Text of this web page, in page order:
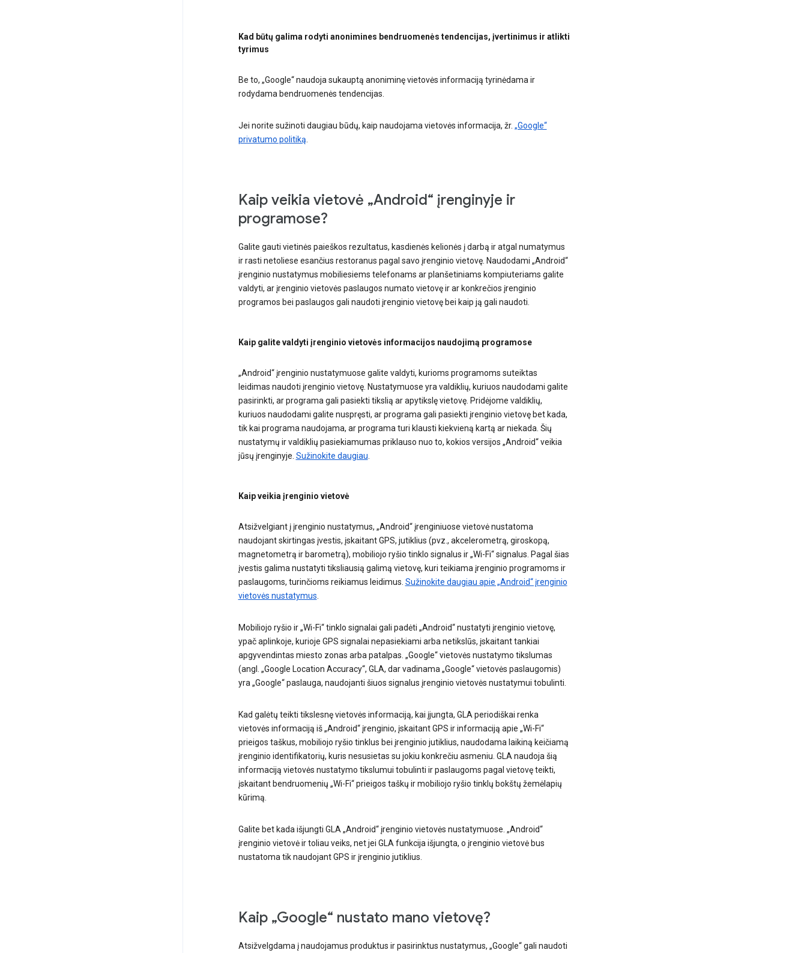
Kad būtų galima rodyti anonimines bendruomenės tendencijas, įvertinimus ir atlikti
tyrimus
Be to, „Google“ naudoja sukauptą anoniminę vietovės informaciją tyrinėdama ir
rodydama bendruomenės tendencijas.
Jei norite sužinoti daugiau būdų, kaip naudojama vietovės informacija, žr. „Google“
privatumo politiką
Kaip veikia vietovė „Android“ įrenginyje ir
programose?
Galite gauti vietinės paieškos rezultatus, kasdienės kelionės į darbą ir atgal numatymus
ir rasti netoliese esančius restoranus pagal savo įrenginio vietovę. Naudodami „Android“
įrenginio nustatymus mobiliesiems telefonams ar planšetiniams kompiuteriams galite
valdyti, ar įrenginio vietovės paslaugos numato vietovę ir ar konkrečios įrenginio
programos bei paslaugos gali naudoti įrenginio vietovę bei kaip ją gali naudoti.
Kaip galite valdyti įrenginio vietovės informacijos naudojimą programose
„Android“ įrenginio nustatymuose galite valdyti, kurioms programoms suteiktas
leidimas naudoti įrenginio vietovę. Nustatymuose yra valdiklių, kuriuos naudodami galite
pasirinkti, ar programa gali pasiekti tikslią ar apytikslę vietovę. Pridėjome valdiklių,
kuriuos naudodami galite nuspręsti, ar programa gali pasiekti įrenginio vietovę bet kada,
tik kai programa naudojama, ar programa turi klausti kiekvieną kartą ar niekada. Šių
nustatymų ir valdiklių pasiekiamumas priklauso nuo to, kokios versijos „Android“ veikia
jūsų įrenginyje. Sužinokite daugiau
Kaip veikia įrenginio vietovė
Atsižvelgiant į įrenginio nustatymus, „Android“ įrenginiuose vietovė nustatoma
naudojant skirtingas įvestis, įskaitant GPS, jutiklius (pvz., akcelerometrą, giroskopą,
magnetometrą ir barometrą), mobiliojo ryšio tinklo signalus ir „Wi-Fi“ signalus. Pagal šias
įvestis galima nustatyti tiksliausią galimą vietovę, kuri teikiama įrenginio programoms ir
paslaugoms, turinčioms reikiamus leidimus. Sužinokite daugiau apie „Android“ įrenginio
vietovės nustatymus
Mobiliojo ryšio ir „Wi-Fi“ tinklo signalai gali padėti „Android“ nustatyti įrenginio vietovę,
ypač aplinkoje, kurioje GPS signalai nepasiekiami arba netikslūs, įskaitant tankiai
apgyvendintas miesto zonas arba patalpas. „Google“ vietovės nustatymo tikslumas
(angl. „Google Location Accuracy“, GLA, dar vadinama „Google“ vietovės paslaugomis)
yra „Google“ paslauga, naudojanti šiuos signalus įrenginio vietovės nustatymui tobulinti.
Kad galėtų teikti tikslesnę vietovės informaciją, kai įjungta, GLA periodiškai renka
vietovės informaciją iš „Android“ įrenginio, įskaitant GPS ir informaciją apie „Wi-Fi“
prieigos taškus, mobiliojo ryšio tinklus bei įrenginio jutiklius, naudodama laikiną keičiamą
įrenginio identifikatorių, kuris nesusietas su jokiu konkrečiu asmeniu. GLA naudoja šią
informaciją vietovės nustatymo tikslumui tobulinti ir paslaugoms pagal vietovę teikti,
įskaitant bendruomenių „Wi-Fi“ prieigos taškų ir mobiliojo ryšio tinklų bokštų žemėlapių
kūrimą.
Galite bet kada išjungti GLA „Android“ įrenginio vietovės nustatymuose. „Android“
įrenginio vietovė ir toliau veiks, net jei GLA funkcija išjungta, o įrenginio vietovė bus
nustatoma tik naudojant GPS ir įrenginio jutiklius.
Kaip „Google“ nustato mano vietovę?
Atsižvelgdama į naudojamus produktus ir pasirinktus nustatymus, „Google“ gali naudoti